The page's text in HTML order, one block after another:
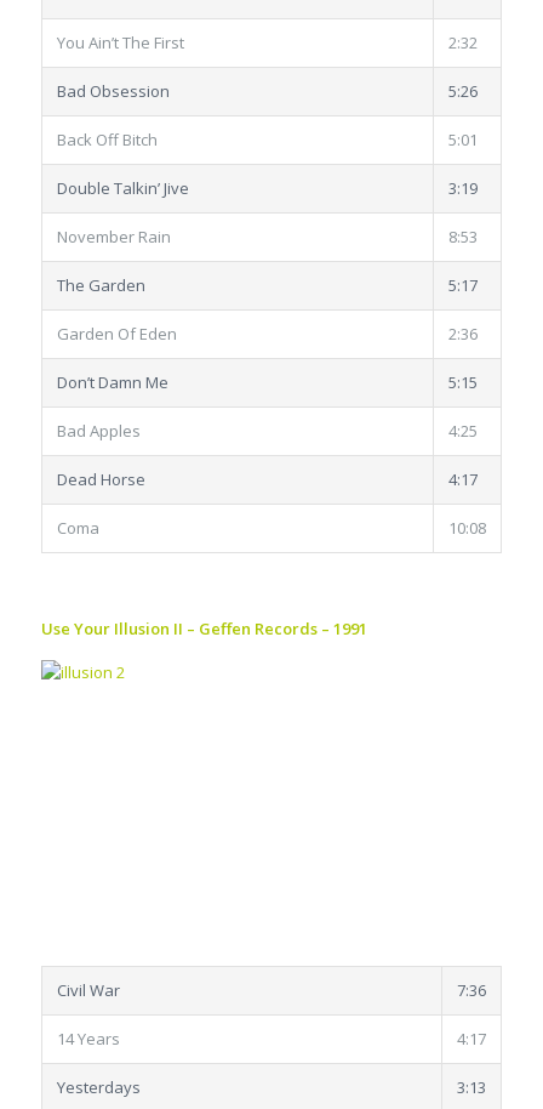
You Ain’t The First 2:32
Bad Obsession 5:26
Back Off Bitch 5:01
Double Talkin’ Jive 3:19
November Rain 8:53
The Garden 5:17
Garden Of Eden 2:36
Don’t Damn Me 5:15
Bad Apples 4:25
Dead Horse 4:17
Coma 10:08
Use Your Illusion II – Geffen Records – 1991
Civil War 7:36
14 Years 4:17
Yesterdays 3:13